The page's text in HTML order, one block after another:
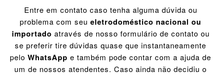
Entre em contato caso tenha alguma dúvida ou
problema com seu eletrodoméstico nacional ou
importado através de nosso formulário de contato ou
se preferir tire dúvidas quase que instantaneamente
pelo WhatsApp e também pode contar com a ajuda de
um de nossos atendentes. Caso ainda não decidiu o